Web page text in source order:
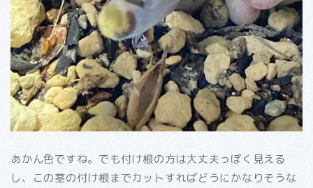
あかん色ですね。でも付け根の方は大丈夫っぽく見える
し、この茎の付け根までカットすればどうにかなりそうな